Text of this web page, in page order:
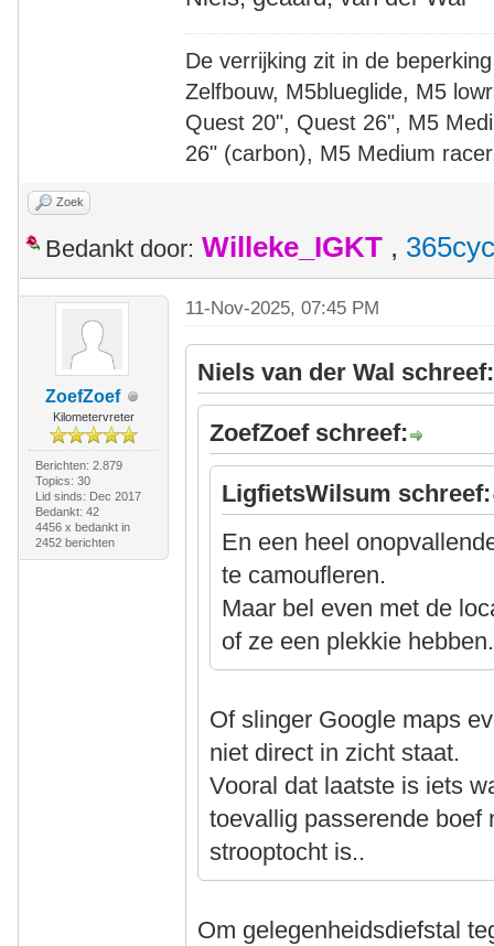
De verrijking zit in de beperking
Zelfbouw, M5blueglide, M5
Quest 20", Quest 26", M5
26" (carbon), M5 Medium
Zoek
Bedankt door: Willeke_IGKT ,
ZoefZoef
Kilometervreter
Berichten: 2.879
Topics: 30
Lid sinds: Dec 2017
Bedankt: 42
4456 x bedankt in
2452 berichten
11-Nov-2025, 07:45 PM
Niels van der Wal schreef:
ZoefZoef schreef:
LigfietsWilsum schreef:
En een heel
te camoufleren.
Maar bel even met de
of ze een plekkie hebben.
Of slinger Google maps
niet direct in zicht staat.
Vooral dat laatste is iets
toevallig passerende boef
strooptocht is..
Om gelegenheidsdiefstal